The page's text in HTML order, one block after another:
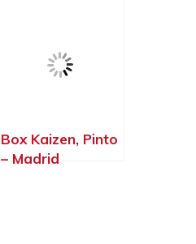
Box Kaizen, Pinto
– Madrid